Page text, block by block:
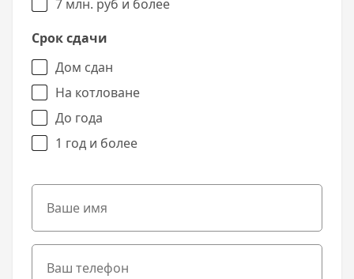
7 млн. руб и более
Срок сдачи
Дом сдан
На котловане
До года
1 год и более